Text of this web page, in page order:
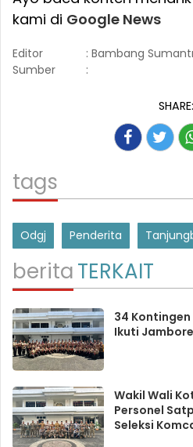
kami di Google News
Editor
: Bambang
Sumber
:
SHARE:
tags
Odgj Penderita
beritaTERKAIT
34
Ikuti
Wakil Wali
Personel
Seleksi